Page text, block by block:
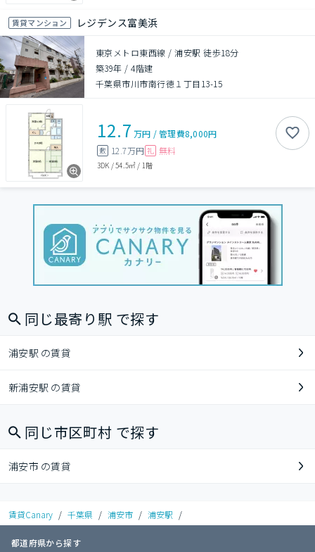
賃貸マンション レジデンス富美浜
東京メトロ東西線 / 浦安駅 徒歩18分
築39年 /4階建
千葉県市川市南行徳１丁目13-15
12.7 万円 /管理費8,000円
敷 12.7万円 礼 無料
3DK /54.5㎡ / 1階
同じ最寄り駅 で探す
浦安駅 の賃貸
新浦安駅 の賃貸
同じ市区町村 で探す
浦安市 の賃貸
賃貸Canary / 千葉県 / 浦安市 / 浦安駅 /
都道府県から探す